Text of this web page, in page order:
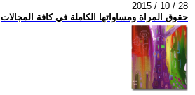
2015 / 10 / 28
حقوق المراة ومساواتها الكاملة في كافة المجالات